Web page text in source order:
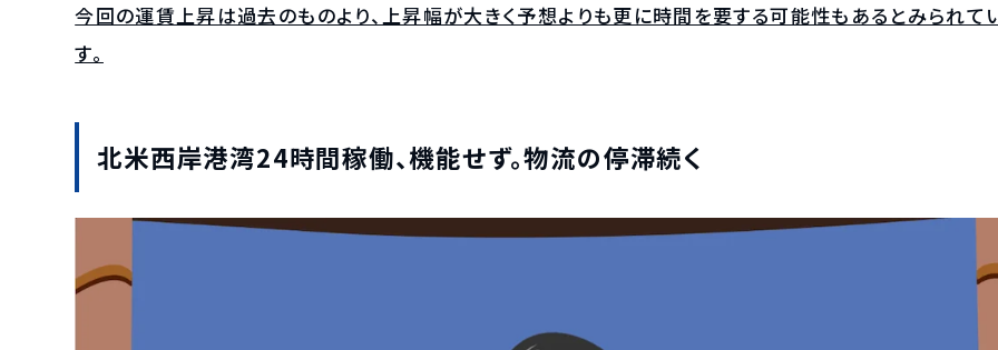
今回の運賃上昇は過去のものより、上昇幅が大きく予想よりも更に時間を要する可能性もあるとみられて
す。
北米西岸港湾24時間稼働、機能せず。物流の停滞続く